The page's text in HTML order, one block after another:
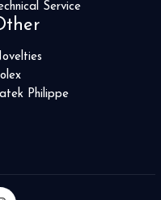
Service
Philippe